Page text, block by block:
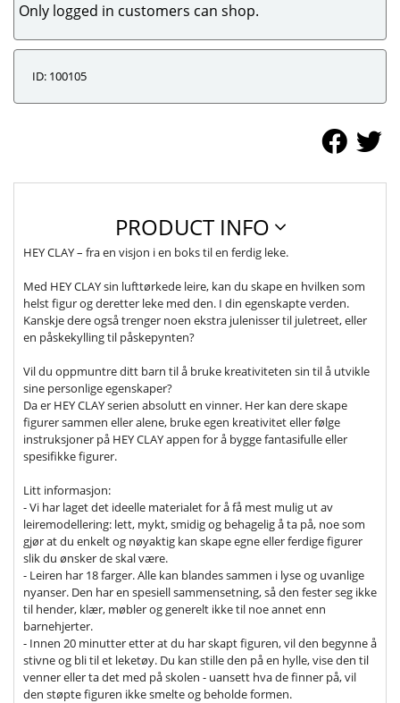
Only logged in customers can shop.
ID: 100105
PRODUCT INFO
HEY CLAY – fra en visjon i en boks til en ferdig leke.
Med HEY CLAY sin lufttørkede leire, kan du skape en hvilken som
helst figur og deretter leke med den. I din egenskapte verden.
Kanskje dere også trenger noen ekstra julenisser til juletreet, eller
en påskekylling til påskepynten?
Vil du oppmuntre ditt barn til å bruke kreativiteten sin til å utvikle
sine personlige egenskaper?
Da er HEY CLAY serien absolutt en vinner. Her kan dere skape
figurer sammen eller alene, bruke egen kreativitet eller følge
instruksjoner på HEY CLAY appen for å bygge fantasifulle eller
spesifikke figurer.
Litt informasjon:
- Vi har laget det ideelle materialet for å få mest mulig ut av
leiremodellering: lett, mykt, smidig og behagelig å ta på, noe som
gjør at du enkelt og nøyaktig kan skape egne eller ferdige figurer
slik du ønsker de skal være.
- Leiren har 18 farger. Alle kan blandes sammen i lyse og uvanlige
nyanser. Den har en spesiell sammensetning, så den fester seg ikke
til hender, klær, møbler og generelt ikke til noe annet enn
barnehjerter.
- Innen 20 minutter etter at du har skapt figuren, vil den begynne å
stivne og bli til et leketøy. Du kan stille den på en hylle, vise den til
venner eller ta det med på skolen - uansett hva de finner på, vil
den støpte figuren ikke smelte og beholde formen.